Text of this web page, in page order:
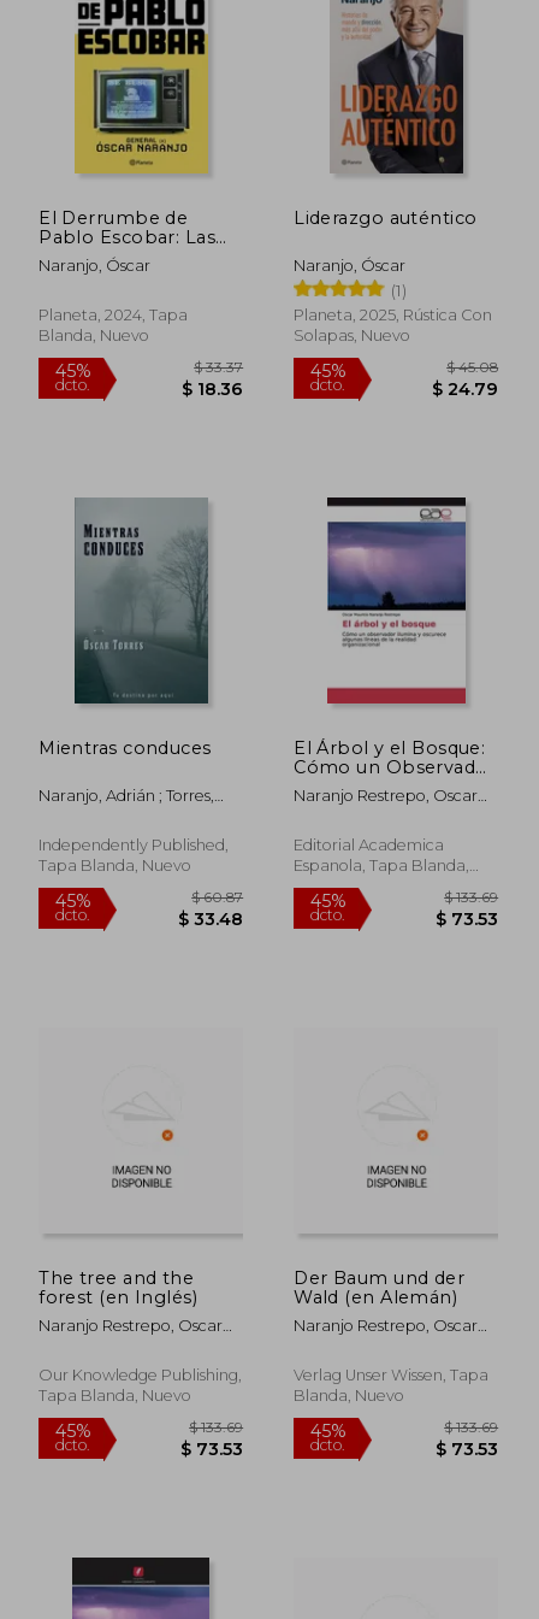
dcto. $ 15.79 dcto.
El Derrumbe de
Pablo Escobar: Las
Actas Secretas de la
Persecución Al Capo
Fall of Pablo Escobar
Naranjo, Óscar
Planeta, 2024, Tapa
Blanda, Nuevo
$ 18.36
Liderazgo auténtico
Naranjo, Óscar
(1)
Planeta, 2025, Rústica Con
Solapas, Nuevo
45%
dcto.
Mientras conduces
Naranjo, Adrián ; Torres,
Independently Published,
Tapa Blanda, Nuevo
El Árbol y el Bosque:
Cómo un Observador
Ilumina y Oscurece
Algunas Líneas de la
Organizacional
Naranjo Restrepo, Oscar
Editorial Academica
Espanola, Tapa Blanda,
Nuevo
45%
The tree and the
forest (en Inglés)
Naranjo Restrepo, Oscar
Our Knowledge Publishing,
Tapa Blanda, Nuevo
Der Baum und der
Wald (en Alemán)
Naranjo Restrepo, Oscar
Verlag Unser Wissen, Tapa
Blanda, Nuevo